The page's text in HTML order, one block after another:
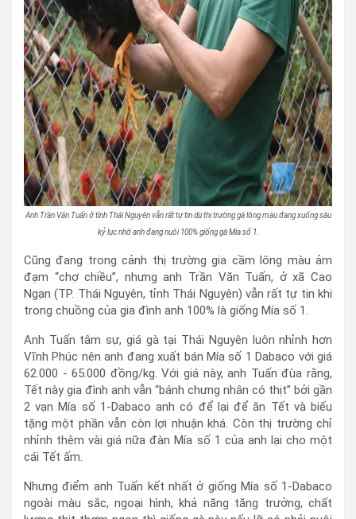
Anh Trần Văn Tuấn ở tỉnh Thái Nguyên vẫn rất tự tin dù thị trường gà lông màu đang xuống sâu
kỷ lục nhờ anh đang nuôi 100% giống gà Mía số 1.
Cũng đang trong cảnh thị trường gia cầm lông màu ảm
đạm “chợ chiều”, nhưng anh Trần Văn Tuấn, ở xã Cao
Ngạn (TP. Thái Nguyên, tỉnh Thái Nguyên) vẫn rất tự tin khi
trong chuồng của gia đình anh 100% là giống Mía số 1.
Anh Tuấn tâm sự, giá gà tại Thái Nguyên luôn nhỉnh hơn
Vĩnh Phúc nên anh đang xuất bán Mía số 1 Dabaco với giá
62.000 - 65.000 đồng/kg. Với giá này, anh Tuấn đùa rằng,
Tết này gia đình anh vẫn “bánh chưng nhân có thịt” bởi gần
2 vạn Mía số 1-Dabaco anh có để lại để ăn Tết và biếu
tặng một phần vẫn còn lợi nhuận khá. Còn thị trường chỉ
nhỉnh thêm vài giá nữa đàn Mía số 1 của anh lại cho một
cái Tết ấm.
Nhưng điểm anh Tuấn kết nhất ở giống Mía số 1-Dabaco
ngoài màu sắc, ngoại hình, khả năng tăng trưởng, chất